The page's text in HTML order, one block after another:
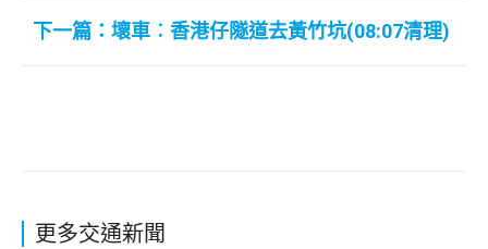
下一篇：壞車︰香港仔隧道去黃竹坑(08:07清理)
更多交通新聞